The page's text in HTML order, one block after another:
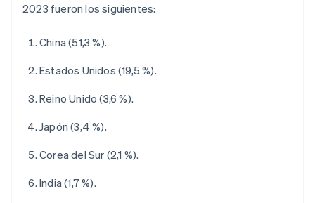
2023 fueron los siguientes:
China (51,3 %).
Estados Unidos (19,5 %).
Reino Unido (3,6 %).
Japón (3,4 %).
Corea del Sur (2,1 %).
India (1,7 %).